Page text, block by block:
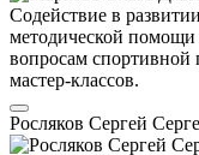
Содействие в
методической помощи
вопросам спортивной
мастер-классов.
Росляков Сергей